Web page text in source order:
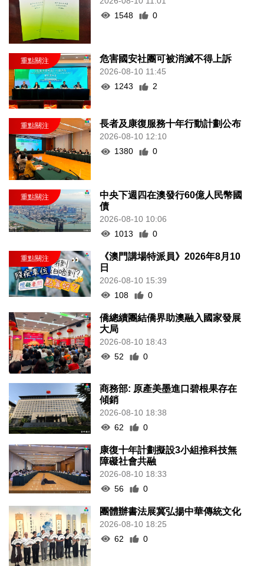
1548
0
危害國安社團可被消滅不得上訴
2026-08-10 11:45
1243
2
長者及康復服務十年行動計劃公布
2026-08-10 12:10
1380
0
中央下週四在澳發行60億人民幣國
債
2026-08-10 10:06
1013
0
《澳門講場特派員》2026年8月10
日
2026-08-10 15:39
108
0
僑總續團結僑界助澳融入國家發展
大局
2026-08-10 18:43
52
0
商務部: 原產美墨進口碧根果存在
傾銷
2026-08-10 18:38
62
0
康復十年計劃擬設3小組推科技無
障礙社會共融
2026-08-10 18:33
56
0
團體辦書法展冀弘揚中華傳統文化
2026-08-10 18:25
62
0